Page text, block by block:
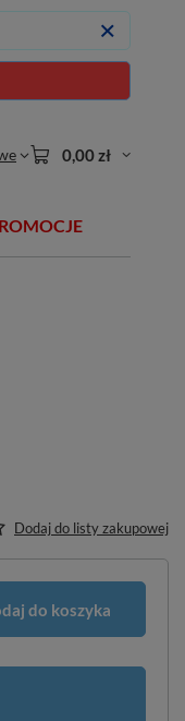
0,00 zł
Dodaj do listy zakupowej
do koszyka